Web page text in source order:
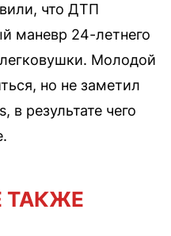
что ДТП
маневр 24-летнего
Молодой
но не заметил
в результате чего
ТАКЖЕ